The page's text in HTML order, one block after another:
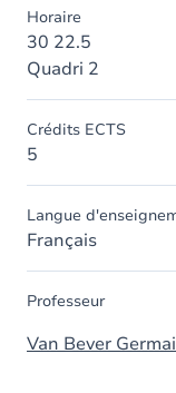
Horaire
30 22.5
Quadri 2
Crédits ECTS
5
Langue
Français
Professeur
Van Bever